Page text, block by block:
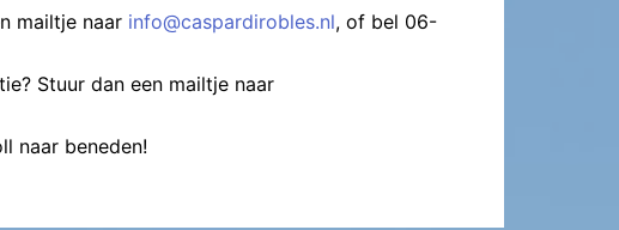
mailtje naar info@caspardirobles.nl, of bel 06-
Stuur dan een mailtje naar
naar beneden!